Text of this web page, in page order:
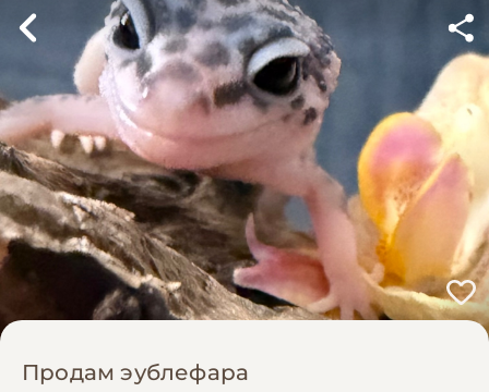
Продам эублефара